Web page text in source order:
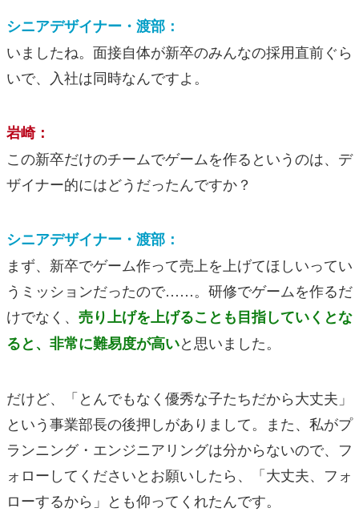
シニアデザイナー・渡部：
いましたね。面接自体が新卒のみんなの採用直前ぐら
いで、入社は同時なんですよ。
岩崎：
この新卒だけのチームでゲームを作るというのは、デ
ザイナー的にはどうだったんですか？
シニアデザイナー・渡部：
まず、新卒でゲーム作って売上を上げてほしいってい
うミッションだったので……。研修でゲームを作るだ
けでなく、 売り上げを上げることも目指していくとな
ると、非常に難易度が高いと思いました。
だけど、「とんでもなく優秀な子たちだから大丈夫」
という事業部長の後押しがありまして。また、私がプ
ランニング・エンジニアリングは分からないので、フ
ォローしてくださいとお願いしたら、「大丈夫、フォ
ローするから」とも仰ってくれたんです。